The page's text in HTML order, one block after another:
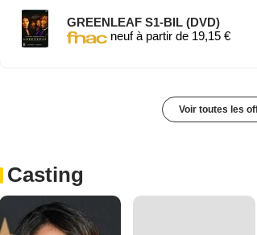
GREENLEAF S1-BIL (DVD)
neuf à partir de 19,15 €
Voir toutes les
Casting